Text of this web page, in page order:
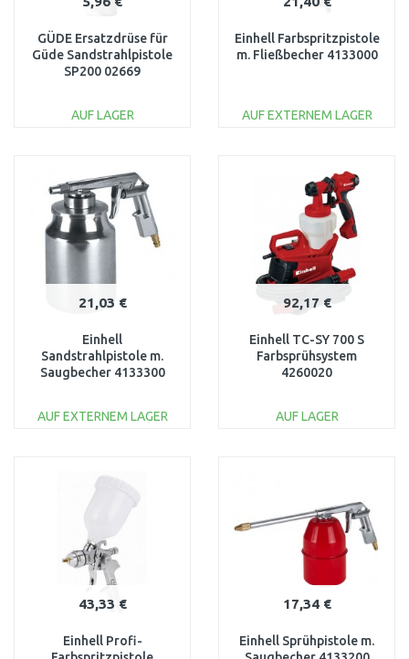
GÜDE Ersatzdrüse für
Güde Sandstrahlpistole
SP200 02669
AUF LAGER
Vergleichen
Einhell Farbspritzpistole
m. Fließbecher 4133000
AUF EXTERNEM LAGER
Vergleichen
21,03 €
Einhell
Sandstrahlpistole m.
Saugbecher 4133300
AUF EXTERNEM LAGER
Vergleichen
92,17 €
Einhell TC-SY 700 S
Farbsprühsystem
4260020
AUF LAGER
43,33 €
Einhell Profi-
17,34 €
Einhell Sprühpistole m.